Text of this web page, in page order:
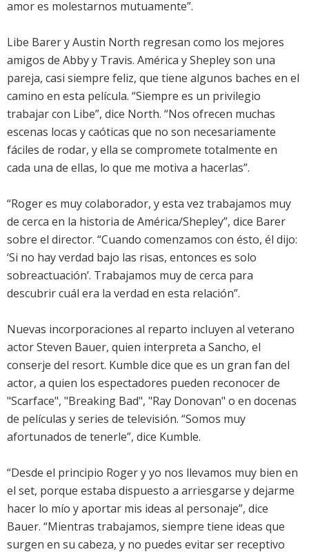
amor es molestarnos mutuamente”.
Libe Barer y Austin North regresan como los mejores
amigos de Abby y Travis. América y Shepley son una
pareja, casi siempre feliz, que tiene algunos baches en el
camino en esta película. “Siempre es un privilegio
trabajar con Libe”, dice North. “Nos ofrecen muchas
escenas locas y caóticas que no son necesariamente
fáciles de rodar, y ella se compromete totalmente en
cada una de ellas, lo que me motiva a hacerlas”.
“Roger es muy colaborador, y esta vez trabajamos muy
de cerca en la historia de América/Shepley”, dice Barer
sobre el director. “Cuando comenzamos con ésto, él dijo:
‘Si no hay verdad bajo las risas, entonces es solo
sobreactuación’. Trabajamos muy de cerca para
descubrir cuál era la verdad en esta relación”.
Nuevas incorporaciones al reparto incluyen al veterano
actor Steven Bauer, quien interpreta a Sancho, el
conserje del resort. Kumble dice que es un gran fan del
actor, a quien los espectadores pueden reconocer de
"Scarface", "Breaking Bad", "Ray Donovan" o en docenas
de películas y series de televisión. “Somos muy
afortunados de tenerle”, dice Kumble.
“Desde el principio Roger y yo nos llevamos muy bien en
el set, porque estaba dispuesto a arriesgarse y dejarme
hacer lo mío y aportar mis ideas al personaje”, dice
Bauer. “Mientras trabajamos, siempre tiene ideas que
surgen en su cabeza, y no puedes evitar ser receptivo